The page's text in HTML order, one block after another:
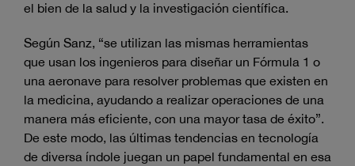
el bien de la salud y la investigación científica.
Según Sanz, “se utilizan las mismas herramientas
que usan los ingenieros para diseñar un Fórmula 1 o
una aeronave para resolver problemas que existen en
la medicina, ayudando a realizar operaciones de una
manera más eficiente, con una mayor tasa de éxito”.
De este modo, las últimas tendencias en tecnología
de diversa índole juegan un papel fundamental en esa